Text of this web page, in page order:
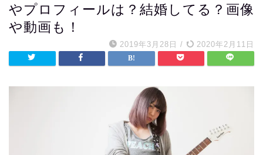
やプロフィールは？結婚してる？画像
や動画も！
2019年3月28日 / 2020年2月11日